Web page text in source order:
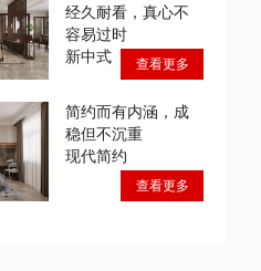
经久耐看，真心不
容易过时
新中式
查看更多
简约而有内涵，成
稳但不沉重
现代简约
查看更多